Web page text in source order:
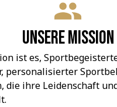
Unsere Mission
ist es,
personalisierter
die ihre Leidenschaft